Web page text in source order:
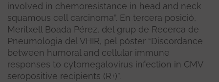
involved in chemoresistance in head and neck
squamous cell carcinoma”. En tercera posició,
Meritxell Boada Pérez, del grup de Recerca de
Pneumologia del VHIR, pel pòster “Discordance
between humoral and cellular immune
responses to cytomegalovirus infection in CMV
seropositive recipients (R+)”.